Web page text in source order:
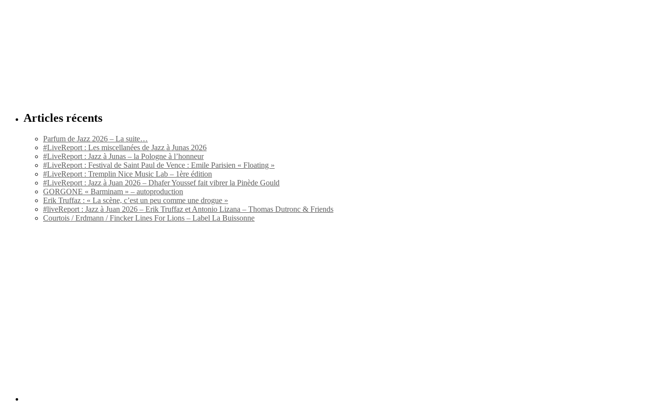
Articles récents
Parfum de Jazz 2026 – La suite…
#LiveReport : Les miscellanées de Jazz à Junas 2026
#LiveReport : Jazz à Junas – la Pologne à l’honneur
#LiveReport : Festival de Saint Paul de Vence : Emile Parisien « Floating »
#LiveReport : Tremplin Nice Music Lab – 1ère édition
#LiveReport : Jazz à Juan 2026 – Dhafer Youssef fait vibrer la Pinède Gould
GORGONE « Barminam » – autoproduction
Erik Truffaz : « La scène, c’est un peu comme une drogue »
#liveReport : Jazz à Juan 2026 – Erik Truffaz et Antonio Lizana – Thomas Dutronc & Friends
Courtois / Erdmann / Fincker Lines For Lions – Label La Buissonne